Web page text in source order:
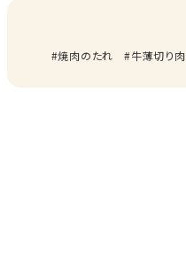
焼肉のたれ 牛薄切り肉